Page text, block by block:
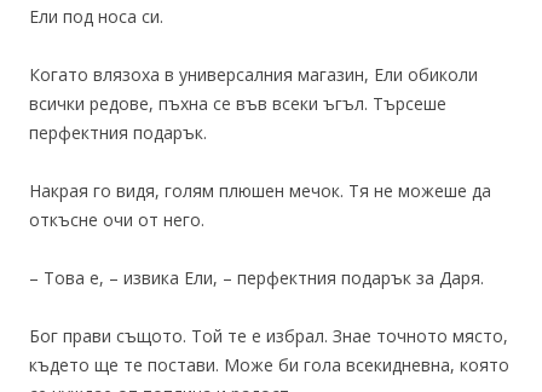
Ели под носа си.
Когато влязоха в универсалния магазин, Ели обиколи
всички редове, пъхна се във всеки ъгъл. Търсеше
перфектния подарък.
Накрая го видя, голям плюшен мечок. Тя не можеше да
откъсне очи от него.
– Това е, – извика Ели, – перфектния подарък за Даря.
Бог прави същото. Той те е избрал. Знае точното място,
където ще те постави. Може би гола всекидневна, която